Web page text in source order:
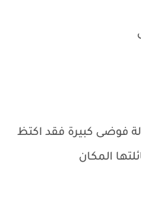
فوضى كبيرة فقد اكتظ
المكان